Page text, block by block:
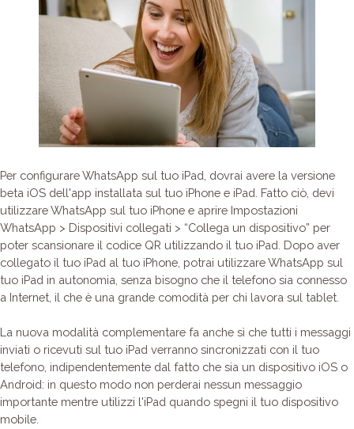
Per configurare WhatsApp sul tuo iPad, dovrai avere la versione
beta iOS dell'app installata sul tuo iPhone e iPad. Fatto ciò, devi
utilizzare WhatsApp sul tuo iPhone e aprire Impostazioni
WhatsApp > Dispositivi collegati > “Collega un dispositivo” per
poter scansionare il codice QR utilizzando il tuo iPad. Dopo aver
collegato il tuo iPad al tuo iPhone, potrai utilizzare WhatsApp sul
tuo iPad in autonomia, senza bisogno che il telefono sia connesso
a Internet, il che è una grande comodità per chi lavora sul tablet.
La nuova modalità complementare fa anche sì che tutti i messaggi
inviati o ricevuti sul tuo iPad verranno sincronizzati con il tuo
telefono, indipendentemente dal fatto che sia un dispositivo iOS o
Android: in questo modo non perderai nessun messaggio
importante mentre utilizzi l'iPad quando spegni il tuo dispositivo
mobile.